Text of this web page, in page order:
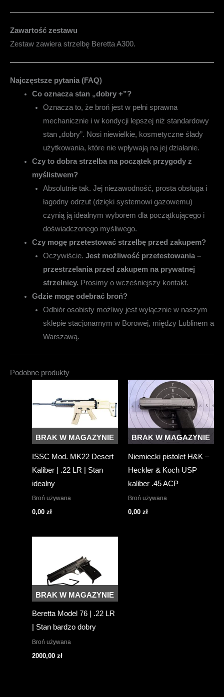
Zawartość zestawu
Zestaw zawiera strzelbę Beretta A300.
Najczęstsze pytania (FAQ)
Co oznacza stan „dobry +”?
Oznacza to, że broń jest w pełni sprawna
mechanicznie i w kondycji lepszej niż standardowy
stan „dobry”. Nosi niewielkie, kosmetyczne ślady
użytkowania, które nie wpływają na jej działanie.
Czy to dobra strzelba na początek przygody z
myślistwem?
Absolutnie tak. Jej niezawodność, prosta obsługa i
łagodny odrzut (dzięki systemowi gazowemu)
czynią ją idealnym wyborem dla początkującego i
doświadczonego myśliwego.
Czy mogę przetestować strzelbę przed zakupem?
Oczywiście. Jest możliwość przetestowania –
przestrzelania przed zakupem na prywatnej
strzelnicy. Prosimy o wcześniejszy kontakt.
Gdzie mogę odebrać broń?
Odbiór osobisty możliwy jest wyłącznie w naszym
sklepie stacjonarnym w Borowej, między Lublinem a
Warszawą.
Podobne produkty
BRAK W MAGAZYNIE
ISSC Mod. MK22 Desert
Kaliber | .22 LR | Stan
idealny
Broń używana
0,00 zł
BRAK W MAGAZYNIE
Niemiecki pistolet H&K –
Heckler & Koch USP
kaliber .45 ACP
Broń używana
0,00 zł
BRAK W MAGAZYNIE
Beretta Model 76 | .22 LR
| Stan bardzo dobry
Broń używana
2000,00 zł